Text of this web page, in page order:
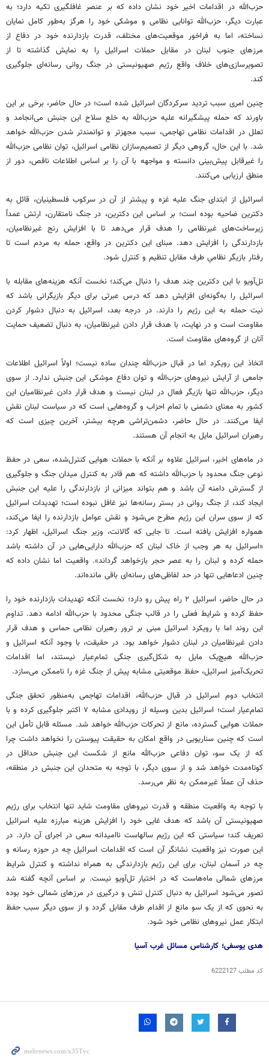
حزب‌الله در اقدامات اخیر خود نشان داده که بر عنصر غافلگیری تکیه دارد؛ به
عبارت دیگر، حزب‌الله توانایی نظامی و موشکی خود را هرگز به‌طور کامل نمایان
نساخته، اما به فراخور موقعیت‌های مختلف، قدرت بازدارنده‌ خود در دفاع از
مرزهای جنوب لبنان در مقابل حملات اسرائیل را به نمایش گذاشته تا از
تصویرسازی‌های خلاف واقع رژیم صهیونیستی در جنگ روانی رسانه‌ای جلوگیری
کند.
چنین امری سبب تردید سرکردگان اسرائیل شده است؛ در حال حاضر، برخی بر این
باورند که حمله پیشگیرانه علیه حزب‌الله به خلع سلاح این جنبش می‌انجامد و
تعلل در اقدامات نظامی تهاجمی، سبب مجهزتر و توانمندتر شدن حزب‌الله خواهد
شد. با این حال، گروهی دیگر از تصمیم‌سازان نظامی اسرائیل، توان نظامی حزب‌الله
را غیرقابل پیش‌بینی دانسته و مواجهه با آن را بر اساس اطلاعات ناقص، دور از
منطق ارزیابی می‌کنند.
اسرائیل از ابتدای جنگ علیه غزه و پیشتر از آن در سرکوب فلسطینیان، قائل به
دکترین ضاحیه بوده است؛ بر اساس این دکترین، در جنگ نامتقارن، ارتش عمداً
زیرساخت‌های غیرنظامی را هدف قرار می‌دهد تا با افزایش رنج غیرنظامیان،
بازدارندگی را افزایش دهد. مبنای این دکترین در واقع، حمله به مردم است تا
رفتار بازیگر نظامیِ طرف مقابل تنظیم و کنترل شود.
تل‌آویو با این دکترین چند هدف را دنبال می‌کند؛ نخست آنکه هزینه‌های مقابله با
اسرائیل را به‌گونه‌ای افزایش دهد که درس عبرتی برای دیگر بازیگرانی باشد که
نیت حمله به این رژیم را دارند. در درجه بعد، اسرائیل به دنبال دشوار کردن
مقاومت است و در نهایت، با هدف قرار دادن غیرنظامیان، به دنبال تضعیف حمایت
آنان از گروه‌های مقاومت است.
اتخاذ این رویکرد اما در قبال حزب‌الله چندان ساده نیست؛ اولاً اسرائیل اطلاعات
جامعی از آرایش نیروهای حزب‌الله و توان دفاع موشکی این جنبش ندارد. از سوی
دیگر، حزب‌الله تنها بازیگر فعال در لبنان نیست و هدف قرار دادن غیرنظامیان این
کشور به معنای دشمنی با تمام احزاب و گروه‌هایی است که در سیاست لبنان نقش
ایفا می‌کنند. در حال حاضر، دشمن‌تراشی هرچه بیشتر، آخرین چیزی است که
رهبران اسرائیل مایل به انجام آن هستند.
در ماه‌های اخیر، اسرائیل علاوه بر آنکه با حملات هوایی کنترل‌شده، سعی در حفظ
نوعی جنگ محدود با حزب‌الله داشته که هم قادر به کنترل میدان جنگ و جلوگیری
از گسترش دامنه آن باشد و هم بتواند میزانی از بازدارندگی را علیه این جنبش
ایجاد کند، از جنگ روانی در بستر رسانه‌ها نیز غافل نبوده است؛ تهدیدات اسرائیل
که از سوی سران این رژیم مطرح می‌شود و نقش عوامل بازدارنده را ایفا می‌کند،
همواره افزایش یافته است. تا جایی که گالانت، وزیر جنگ اسرائیل، اظهار کرد:
«اسرائیل به هر وجب از خاک لبنان که حزب‌الله دارایی‌هایی در آن داشته باشد
حمله کرده و لبنان را به عصر حجر بازخواهد گرداند». واقعیت اما نشان داده که
چنین ادعاهایی تنها در حد لفاظی‌های رسانه‌ای باقی مانده‌اند.
در حال حاضر، اسرائیل ۲ راه پیش رو دارد؛ نخست آنکه تهدیدات بازدارنده خود را
حفظ کرده و شرایط فعلی را در قالب جنگی محدود با حزب‌الله ادامه دهد. تداوم
این روند اما با رویکرد اسرائیل مبنی بر ترور رهبران نظامی حماس و هدف قرار
دادن غیرنظامیان در لبنان دشوار خواهد بود. در حقیقت، با وجود آنکه اسرائیل و
حزب‌الله هیچ‌یک مایل به شکل‌گیری جنگی تمام‌عیار نیستند، اما اقدامات
تحریک‌آمیز اسرائیل، حفظ موقعیتی مشابه پیش از جنگ غزه را ناممکن می‌سازد.
انتخاب دوم اسرائیل در قبال حزب‌الله، اقدامات تهاجمی به‌منظور تحقق جنگی
تمام‌عیار است؛ اسرائیل بدین وسیله از رویدادی مشابه ۷ اکتبر جلوگیری کرده و با
حملات هوایی گسترده، مانع از تحرکات حزب‌الله خواهد شد. مسئله قابل تأمل این
است که چنین سناریویی در واقع امکان به حقیقت پیوستن را نخواهد داشت چرا
که از یک سو، توان دفاعی حزب‌الله مانع از شکست این جنبش حداقل در
کوتاه‌مدت خواهد شد و از سوی دیگر، با توجه به متحدان این جنبش در منطقه،
حذف آن عملاً غیرممکن به نظر می‌رسد.
با توجه به واقعیت منطقه و قدرت نیروهای مقاومت شاید تنها انتخاب برای رژیم
صهیونیستی آن باشد که هدف غایی خود را افزایش هزینه مبارزه علیه اسرائیل
تعریف کند؛ سیاستی که این رژیم سالهاست ناامیدانه سعی در اجرای آن دارد. در
این صورت نیز واقعیت نشانگر آن است که اقدامات اسرائیل چه در حوزه رسانه و
چه در آسمان لبنان، برای این رژیم بازدارندگی به همراه نداشته و کنترل شرایط
مرزهای شمالی ماه‌هاست که در اختیار تل‌آویو نیست. بر اساس آنچه گفته شد
تصور می‌شود اسرائیل به دنبال کنترل تنش و درگیری در مرزهای شمالی خود بوده
به نحوی که از یک سو مانع از اقدام طرف مقابل گردد و از سوی دیگر سبب حفظ
ابتکار عمل نیروهای نظامی خود شود.
هدی یوسفی؛ کارشناس مسائل غرب آسیا
کد مطلب6222127